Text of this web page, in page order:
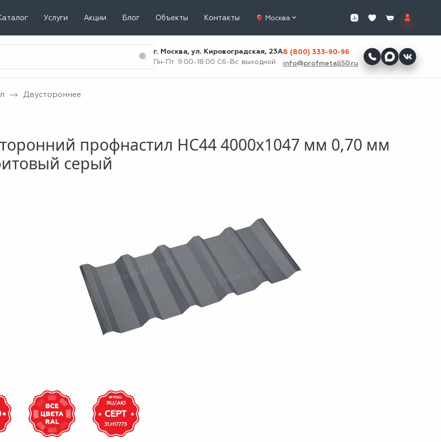
Услуги Акции Блог Объекты Контакты Москва
г. Москва, ул. Кировоградская, 23А
Пн-Пт: 9:00-18:00 Сб-Вс: выходной
8 (800) 333-90-96
info@profmetall50.ru
Двустороннее
профнастил НС44 4000x1047 мм 0,70 мм
серый